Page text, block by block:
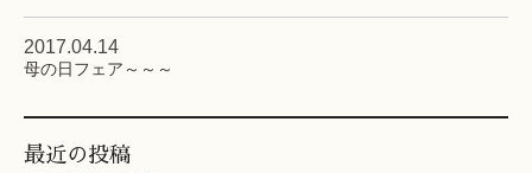
最近の投稿
2017.04.14
母の日フェア～～～